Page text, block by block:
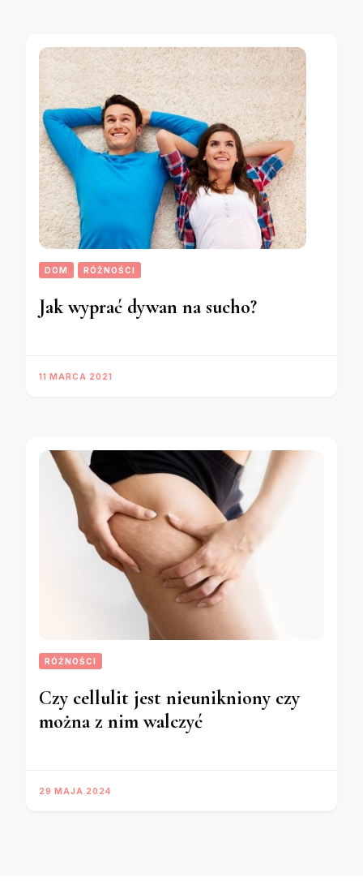
DOM RÓŻNOŚCI
Jak wyprać dywan na sucho?
11 MARCA 2021
RÓŻNOŚCI
Czy cellulit jest nieunikniony czy
można z nim walczyć
29 MAJA 2024